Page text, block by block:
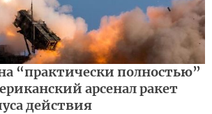
“практически полностью”
арсенал ракет
действия